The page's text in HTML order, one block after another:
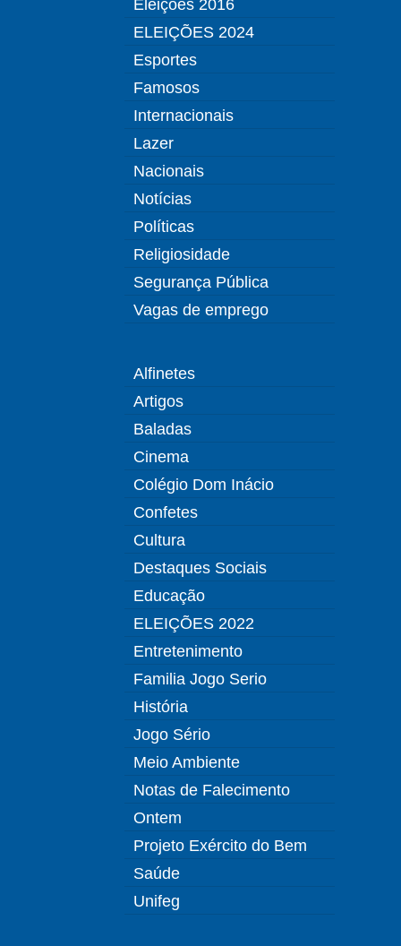
Eleições 2016
ELEIÇÕES 2024
Esportes
Famosos
Internacionais
Lazer
Nacionais
Notícias
Políticas
Religiosidade
Segurança Pública
Vagas de emprego
Alfinetes
Artigos
Baladas
Cinema
Colégio Dom Inácio
Confetes
Cultura
Destaques Sociais
Educação
ELEIÇÕES 2022
Entretenimento
Familia Jogo Serio
História
Jogo Sério
Meio Ambiente
Notas de Falecimento
Ontem
Projeto Exército do Bem
Saúde
Unifeg